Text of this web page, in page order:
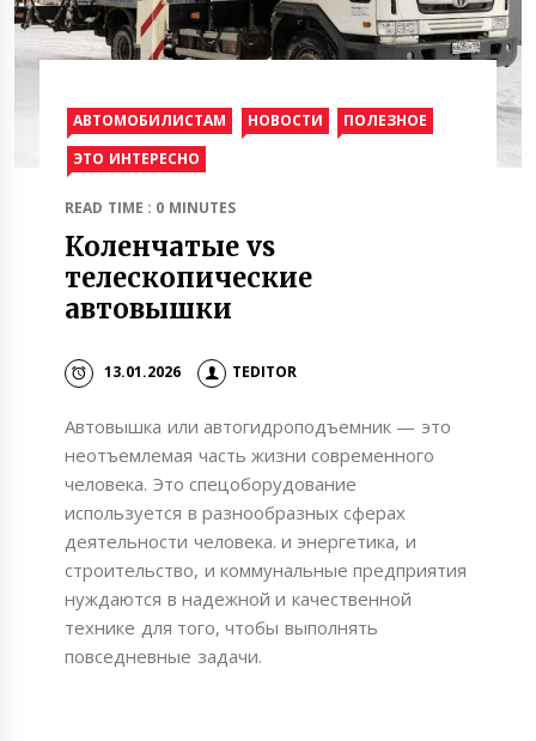
АВТОМОБИЛИСТАМ НОВОСТИ
ПОЛЕЗНОЕ
ЭТО ИНТЕРЕСНО
READ TIME : 0 MINUTES
Коленчатые vs
телескопические
автовышки
13.01.2026 TEDITOR
Автовышка или автогидроподъемник — это
неотъемлемая часть жизни современного
человека. Это спецоборудование
используется в разнообразных сферах
деятельности человека. и энергетика, и
строительство, и коммунальные предприятия
нуждаются в надежной и качественной
технике для того, чтобы выполнять
повседневные задачи.